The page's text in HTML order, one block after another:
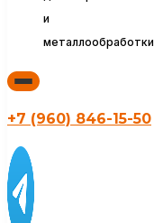
и
металлообработки
+7 (960) 846-15-50